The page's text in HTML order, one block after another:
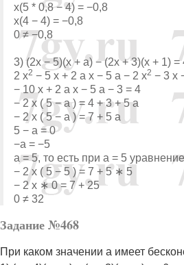
x(5 * 0,8 − 4) = −0,8
x(4 − 4) = −0,8
0 ≠ −0,8
3) (2x − 5)(x + a) − (2x + 3)(x + 1) =
2 x2 − 5 x + 2 a x − 5 a − 2 x2 − 3 x
− 10 x + 2 a x − 5 a − 3 = 4
− 2 x ( 5 − a ) = 4 + 3 + 5 a
− 2 x ( 5 − a ) = 7 + 5 a
5 − a = 0
−a = −5
a = 5, то есть при a = 5
− 2 x ( 5 − 5 ) = 7 + 5 ∗ 5
− 2 x ∗ 0 = 7 + 25
0 ≠ 32
Задание №468
При каком значении a имеет